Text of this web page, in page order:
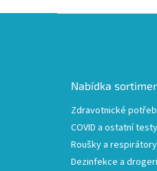
Nabídka
Zdravotnické
COVID a ostatní testy
Roušky a respirátory
Dezinfekce a